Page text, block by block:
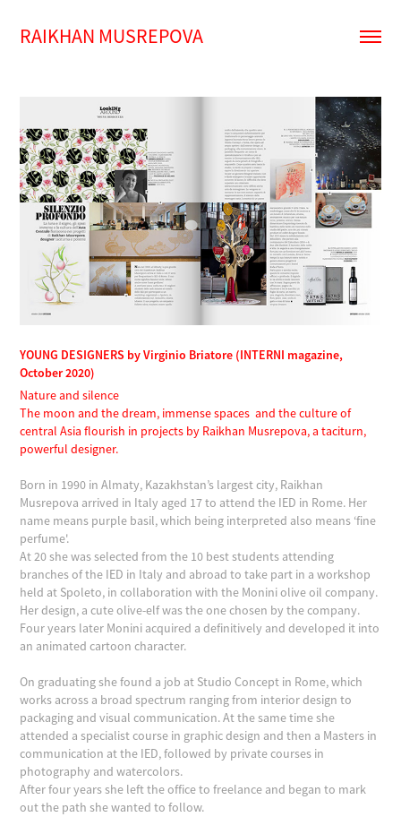
RAIKHAN MUSREPOVA
YOUNG DESIGNERS by Virginio Briatore (INTERNI magazine,
October 2020)
Nature and silence
The moon and the dream, immense spaces and the culture of
central Asia flourish in projects by Raikhan Musrepova, a taciturn,
powerful designer.
Born in 1990 in Almaty, Kazakhstan’s largest city, Raikhan
Musrepova arrived in Italy aged 17 to attend the IED in Rome. Her
name means purple basil, which being interpreted also means ‘fine
perfume'.
At 20 she was selected from the 10 best students attending
branches of the IED in Italy and abroad to take part in a workshop
held at Spoleto, in collaboration with the Monini olive oil company.
Her design, a cute olive-elf was the one chosen by the company.
Four years later Monini acquired a definitively and developed it into
an animated cartoon character.
On graduating she found a job at Studio Concept in Rome, which
works across a broad spectrum ranging from interior design to
packaging and visual communication. At the same time she
attended a specialist course in graphic design and then a Masters in
communication at the IED, followed by private courses in
photography and watercolors.
After four years she left the office to freelance and began to mark
out the path she wanted to follow.